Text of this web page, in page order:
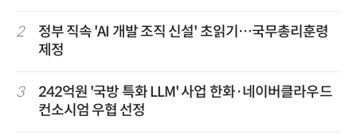
2
정부 직속 'AI 개발 조직 신설' 초읽기…국무총리훈령
제정
3
242억원 '국방 특화 LLM' 사업 한화·네이버클라우드
컨소시엄 우협 선정